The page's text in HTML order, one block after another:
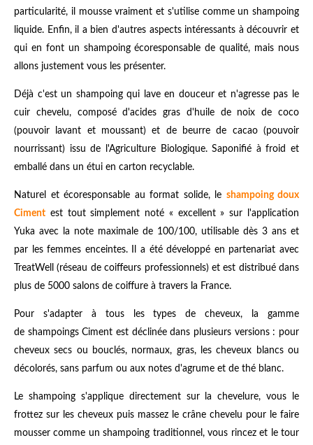
particularité, il mousse vraiment et s'utilise comme un shampoing
liquide. Enfin, il a bien d'autres aspects intéressants à découvrir et
qui en font un shampoing écoresponsable de qualité, mais nous
allons justement vous les présenter.
Déjà c'est un shampoing qui lave en douceur et n'agresse pas le
cuir chevelu, composé d'acides gras d'huile de noix de coco
(pouvoir lavant et moussant) et de beurre de cacao (pouvoir
nourrissant) issu de l'Agriculture Biologique. Saponifié à froid et
emballé dans un étui en carton recyclable.
Naturel et écoresponsable au format solide, le shampoing doux
Ciment est tout simplement noté « excellent » sur l'application
Yuka avec la note maximale de 100/100, utilisable dès 3 ans et
par les femmes enceintes. Il a été développé en partenariat avec
TreatWell (réseau de coiffeurs professionnels) et est distribué dans
plus de 5000 salons de coiffure à travers la France.
Pour s'adapter à tous les types de cheveux, la gamme
de shampoings Ciment est déclinée dans plusieurs versions : pour
cheveux secs ou bouclés, normaux, gras, les cheveux blancs ou
décolorés, sans parfum ou aux notes d'agrume et de thé blanc.
Le shampoing s'applique directement sur la chevelure, vous le
frottez sur les cheveux puis massez le crâne chevelu pour le faire
mousser comme un shampoing traditionnel, vous rincez et le tour